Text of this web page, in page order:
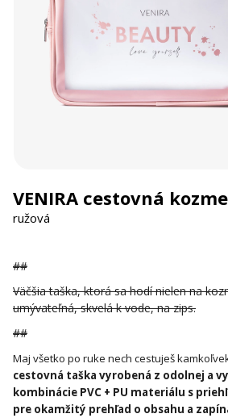
##
Väčšia taška, ktorá sa hodí nielen na
umývateľná, skvelá k vode, na zips.
##
Maj všetko po ruke nech cestuješ
cestovná taška vyrobená z odolnej a
kombinácie PVC + PU materiálu s
pre okamžitý prehľad o obsahu a
VENIRA cestovná
ružová